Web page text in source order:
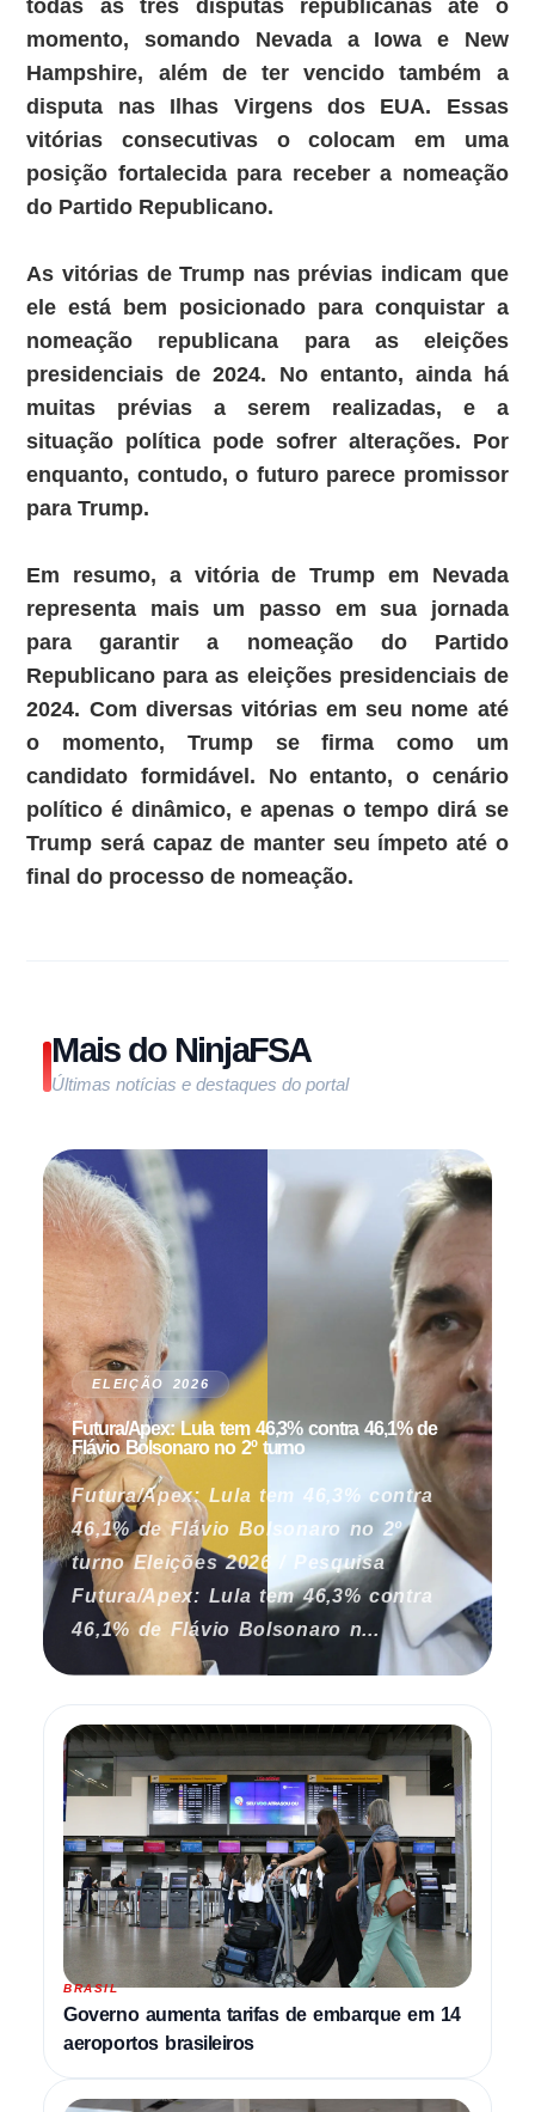
todas as três disputas republicanas até o
momento, somando Nevada a Iowa e New
Hampshire, além de ter vencido também a
disputa nas Ilhas Virgens dos EUA. Essas
vitórias consecutivas o colocam em uma
posição fortalecida para receber a nomeação
do Partido Republicano.
As vitórias de Trump nas prévias indicam que
ele está bem posicionado para conquistar a
nomeação republicana para as eleições
presidenciais de 2024. No entanto, ainda há
muitas prévias a serem realizadas, e a
situação política pode sofrer alterações. Por
enquanto, contudo, o futuro parece promissor
para Trump.
Em resumo, a vitória de Trump em Nevada
representa mais um passo em sua jornada
para garantir a nomeação do Partido
Republicano para as eleições presidenciais de
2024. Com diversas vitórias em seu nome até
o momento, Trump se firma como um
candidato formidável. No entanto, o cenário
político é dinâmico, e apenas o tempo dirá se
Trump será capaz de manter seu ímpeto até o
final do processo de nomeação.
Mais do NinjaFSA
Últimas notícias e destaques do portal
ELEIÇÃO 2026
Futura/Apex: Lula tem 46,3% contra 46,1% de
Flávio Bolsonaro no 2º turno
Futura/Apex: Lula tem 46,3% contra
46,1% de Flávio Bolsonaro no 2º
turno Eleições 2026 / Pesquisa
Futura/Apex: Lula tem 46,3% contra
46,1% de Flávio Bolsonaro n...
BRASIL
Governo aumenta tarifas de embarque em 14
aeroportos brasileiros